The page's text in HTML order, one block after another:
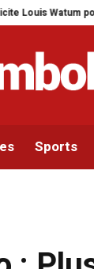
en œuvre de son
Sports